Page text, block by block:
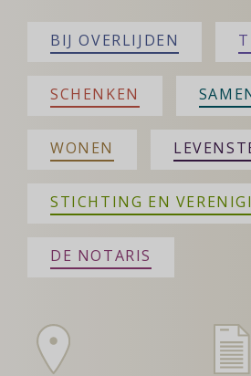
BIJ OVERLIJDEN
SCHENKEN
WONEN
STICHTING EN
DE NOTARIS